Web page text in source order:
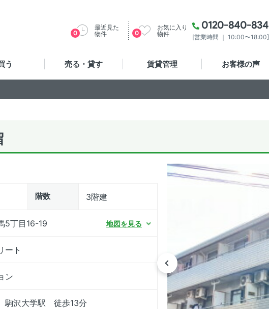
0120-840-834
[営業時間 ｜ 10:00〜18:00]
最近見た
物件
0
お気に入り
物件
0
う 売る・貸す 賃貸管理 お客様の声
階数 3階建
5丁目16-19 地図を見る
ート
ン
駒沢大学駅 徒歩13分